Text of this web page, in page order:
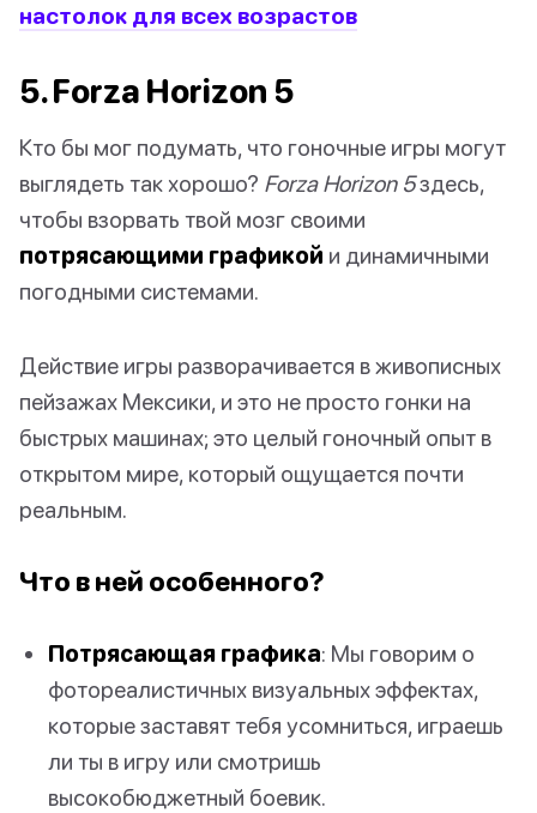
настолок для всех возрастов
5. Forza Horizon 5
Кто бы мог подумать, что гоночные игры могут
выглядеть так хорошо? Forza Horizon 5здесь,
чтобы взорвать твой мозг своими
потрясающими графикой и динамичными
погодными системами.
Действие игры разворачивается в живописных
пейзажах Мексики, и это не просто гонки на
быстрых машинах; это целый гоночный опыт в
открытом мире, который ощущается почти
реальным.
Что в ней особенного?
Потрясающая графика: Мы говорим о
фотореалистичных визуальных эффектах,
которые заставят тебя усомниться, играешь
ли ты в игру или смотришь
высокобюджетный боевик.